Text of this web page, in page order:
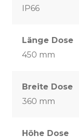
IP66
Länge Dose
450 mm
Breite Dose
360 mm
Höhe Dose